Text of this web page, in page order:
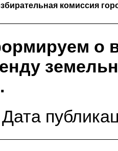
комиссия
о
Дата